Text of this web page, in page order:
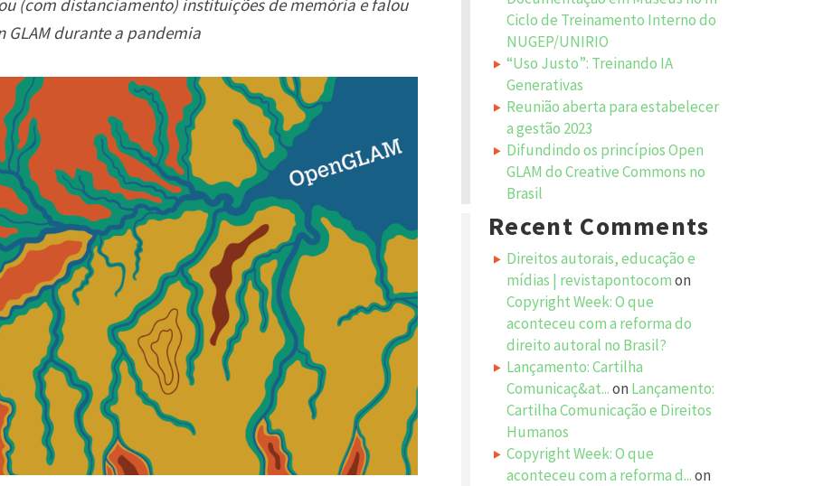
(com distanciamento) instituições de memória e falou
GLAM durante a pandemia
Ciclo de Treinamento Interno do
NUGEP/UNIRIO
“Uso Justo”: Treinando IA
Generativas
Reunião aberta para estabelecer
a gestão 2023
Difundindo os princípios Open
GLAM do Creative Commons no
Brasil
Recent Comments
Direitos autorais, educação e
mídias | revistapontocomon
Copyright Week: O que
aconteceu com a reforma do
direito autoral no Brasil?
Lançamento: Cartilha
Comunicaç&at...on Lançamento:
Cartilha Comunicação e Direitos
Humanos
Copyright Week: O que
aconteceu com a reforma d...on